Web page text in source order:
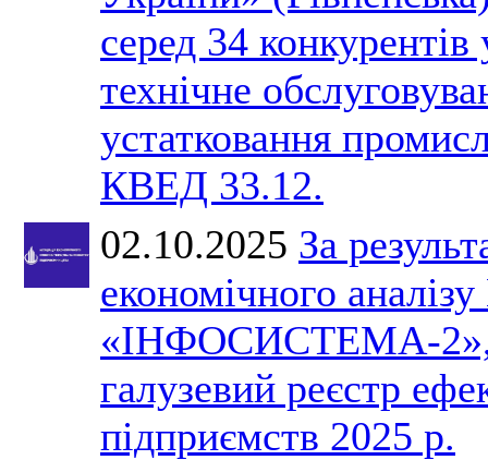
серед 34 конкурентів
технічне
устатковання
КВЕД 33.12.
02.10.2025 За
економічного
«ІНФОСИСТЕМА-2»,
галузевий реєстр
підприємств 2025 р.